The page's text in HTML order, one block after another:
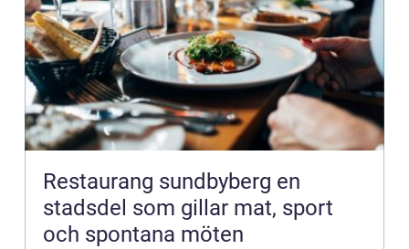
Restaurang sundbyberg en
stadsdel som gillar mat, sport
och spontana möten